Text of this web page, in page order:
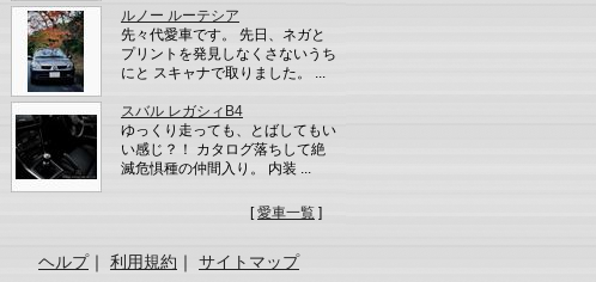
ルノー ルーテシア
先々代愛車です。 先日、ネガと
プリントを発見しなくさないうち
にと スキャナで取りました。 ...
スバル レガシィB4
ゆっくり走っても、とばしてもい
い感じ？！ カタログ落ちして絶
滅危惧種の仲間入り。 内装 ...
[愛車一覧 ]
ヘルプ｜ 利用規約 ｜ サイトマップ